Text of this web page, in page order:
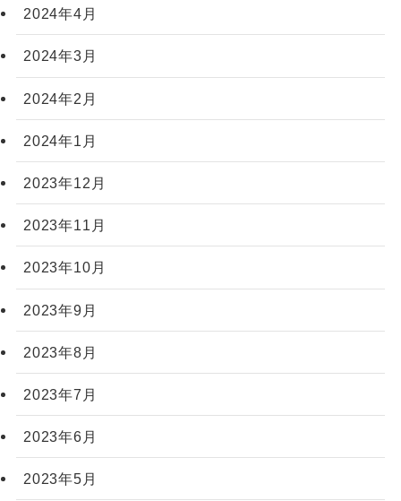
2024年4月
2024年3月
2024年2月
2024年1月
2023年12月
2023年11月
2023年10月
2023年9月
2023年8月
2023年7月
2023年6月
2023年5月